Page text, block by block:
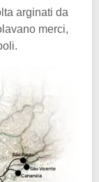
arginati da
merci,